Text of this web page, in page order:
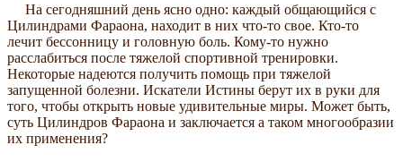
На сегодняшний день ясно одно: каждый общающийся с
Цилиндрами Фараона, находит в них что-то свое. Кто-то
лечит бессонницу и головную боль. Кому-то нужно
расслабиться после тяжелой спортивной тренировки.
Некоторые надеются получить помощь при тяжелой
запущенной болезни. Искатели Истины берут их в руки для
того, чтобы открыть новые удивительные миры. Может быть,
суть Цилиндров Фараона и заключается а таком многообразии
их применения?